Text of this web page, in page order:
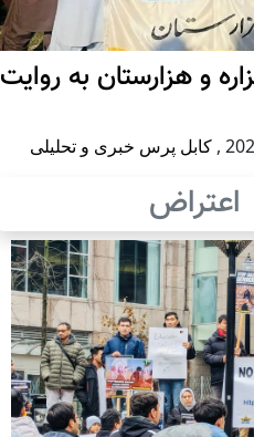
و هزارستان به روایت
, کابل پرس خبری و تحلیلی
اعتراض